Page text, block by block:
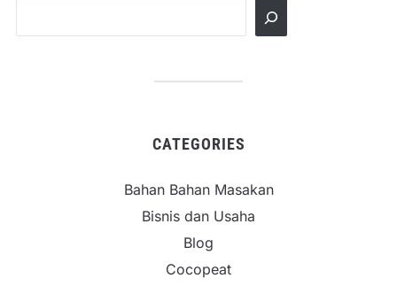
CATEGORIES
Bahan Bahan Masakan
Bisnis dan Usaha
Blog
Cocopeat